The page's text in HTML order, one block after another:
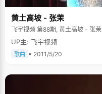
黄土高坡 - 张茉
飞宇视频 第88期, 黄土高坡 - 张茉
UP主: 飞宇视频
歌曲 • 2011/5/20